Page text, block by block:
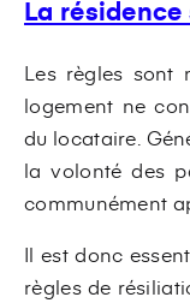
La
Les règles sont
logement ne
du locataire.
la volonté des
communément
Il est donc
règles de